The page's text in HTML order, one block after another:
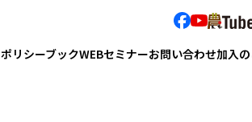
ポリシーブックWEBセミナーお問い合わせ加入